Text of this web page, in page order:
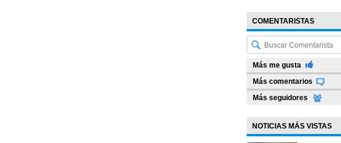
COMENTARISTAS
Más me gusta
Más comentarios
Más seguidores
NOTICIAS MÁS VISTAS